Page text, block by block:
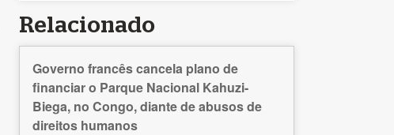
Relacionado
Governo francês cancela plano de
financiar o Parque Nacional Kahuzi-
Biega, no Congo, diante de abusos de
direitos humanos